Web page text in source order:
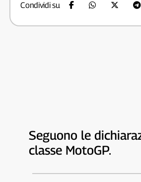
Condividi su
Seguono le
classe MotoGP.